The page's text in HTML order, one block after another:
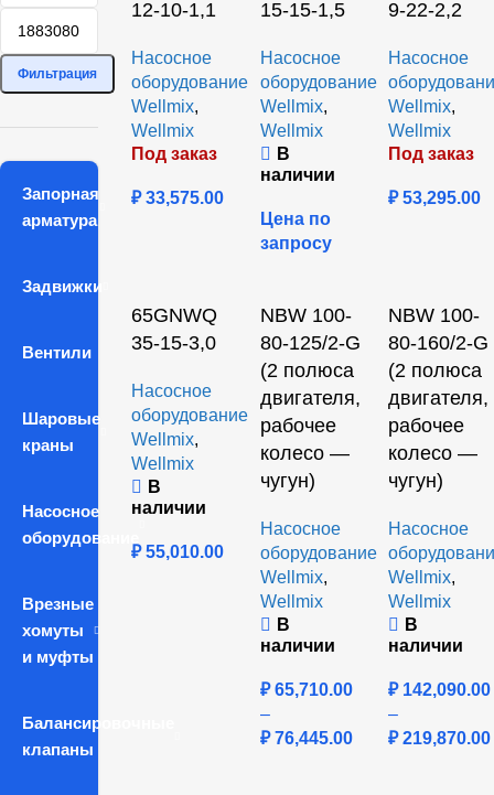
Фильтрация
Запорная
арматура
Задвижки
Вентили
Шаровые
краны
Насосное
оборудование
Врезные
хомуты
и муфты
Балансировочные
клапаны
12-10-1,1
Насосное
оборудование
Wellmix,
Wellmix
Под заказ
₽33,575.00
15-15-1,5
Насосное
оборудование
Wellmix,
Wellmix
В
наличии
Цена по
запросу
9-22-2,2
Насосное
Wellmix,
Wellmix
Под заказ
₽53,295.00
65GNWQ
35-15-3,0
Насосное
оборудование
Wellmix,
Wellmix
В
наличии
₽55,010.00
NBW 100-
80-125/2-G
(2 полюса
двигателя,
рабочее
колесо —
чугун)
Насосное
оборудование
Wellmix,
Wellmix
В
наличии
₽65,710.00
–
₽76,445.00
NBW 100-
80-160/2-G
(2 полюса
двигателя,
рабочее
колесо —
чугун)
Насосное
Wellmix,
Wellmix
В
наличии
₽142,090.00
–
₽219,870.00